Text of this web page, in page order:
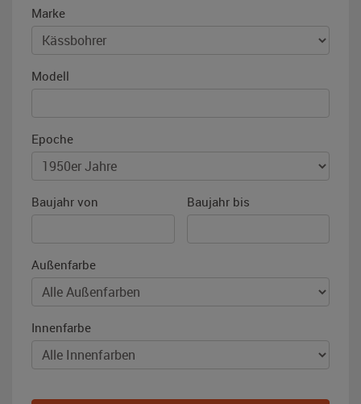
Marke
Modell
Epoche
Baujahr von Baujahr bis
Außenfarbe
Innenfarbe